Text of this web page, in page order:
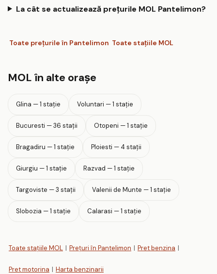
La cât se actualizează prețurile MOL Pantelimon?
Toate prețurile în Pantelimon Toate stațiile MOL
MOL în alte orașe
Glina — 1 stație Voluntari — 1 stație
Bucuresti — 36 stații Otopeni — 1 stație
Bragadiru — 1 stație Ploiesti — 4 stații
Giurgiu — 1 stație Razvad — 1 stație
Targoviste — 3 stații Valenii de Munte — 1 stație
Slobozia — 1 stație Calarasi — 1 stație
Toate stațiile MOL | Prețuri în Pantelimon | Pret benzina |
Pret motorina | Harta benzinarii